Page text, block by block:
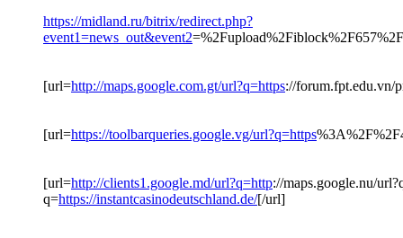
https://midland.ru/bitrix/redirect.php?
event1=news_out&event2
[url=http://maps.google.com.gt/url?q=https://forum.fpt.edu.vn/
[url=https://toolbarqueries.google.vg/url?q=https
[url=http://clients1.google.md/url?q=http://maps.google.nu/
q=https://instantcasinodeutschland.de/[/url]